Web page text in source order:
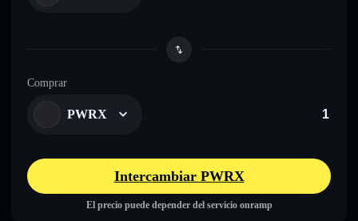
Comprar
PWRX
Intercambiar PWRX
El precio puede depender del servicio onramp